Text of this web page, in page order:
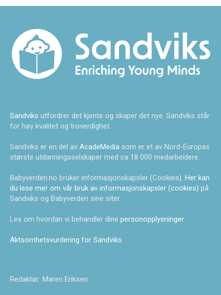
Sandviks utfordrer det kjente og skaper det nye. Sandviks står
for høy kvalitet og troverdighet.
Sandviks er en del av AcadeMedia som er et av Nord-Europas
største utdanningsselskaper med ca 18 000 medarbeidere.
Babyverden.no bruker informasjonskapsler (Cookies). Her kan
du lese mer om vår bruk av informasjonskapsler (cookies) på
Sandviks og Babyverden sine siter.
Les om hvordan vi behandler dine personopplysninger.
Aktsomhetsvurdering for Sandviks.
Redaktør: Maren Eriksen